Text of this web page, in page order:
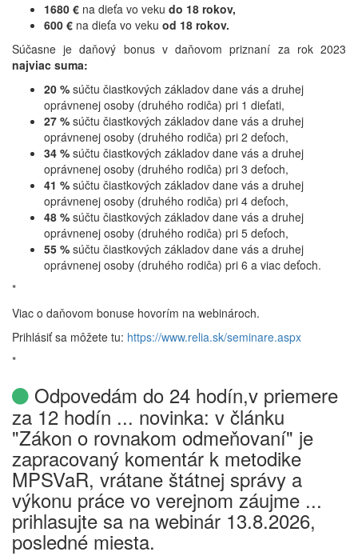
1680 € na dieťa vo veku do 18 rokov,
600 € na dieťa vo veku od 18 rokov.
Súčasne je daňový bonus v daňovom priznaní za rok 2023
najviac suma:
20 % súčtu čiastkových základov dane vás a druhej
oprávnenej osoby (druhého rodiča) pri 1 dieťati,
27 % súčtu čiastkových základov dane vás a druhej
oprávnenej osoby (druhého rodiča) pri 2 deťoch,
34 % súčtu čiastkových základov dane vás a druhej
oprávnenej osoby (druhého rodiča) pri 3 deťoch,
41 % súčtu čiastkových základov dane vás a druhej
oprávnenej osoby (druhého rodiča) pri 4 deťoch,
48 % súčtu čiastkových základov dane vás a druhej
oprávnenej osoby (druhého rodiča) pri 5 deťoch,
55 % súčtu čiastkových základov dane vás a druhej
oprávnenej osoby (druhého rodiča) pri 6 a viac deťoch.
*
Viac o daňovom bonuse hovorím na webinároch.
Prihlásiť sa môžete tu: https://www.relia.sk/seminare.aspx
*
Odpovedám do 24 hodín,v priemere
za 12 hodín ... novinka: v článku
"Zákon o rovnakom odmeňovaní" je
zapracovaný komentár k metodike
MPSVaR, vrátane štátnej správy a
výkonu práce vo verejnom záujme ...
prihlasujte sa na webinár 13.8.2026,
posledné miesta.